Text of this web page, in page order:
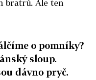
bratrů. Ale ten
o pomníky?
sloup.
dávno pryč.